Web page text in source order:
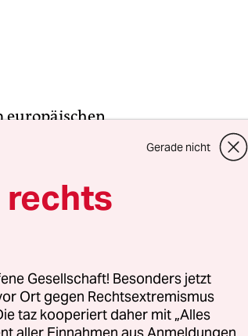
europäischen
Folgen:
oft
Einige
derzeit
oft einen
örtlichen
sind
Gerade nicht
rechts
Gesellschaft! Besonders jetzt
Ort gegen Rechtsextremismus
taz kooperiert daher mit „Alles
aller Einnahmen aus Anmeldungen